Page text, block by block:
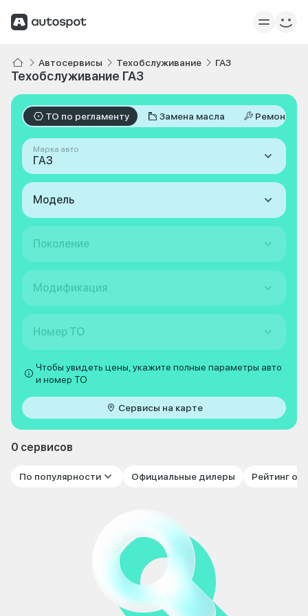
Автосервисы Техобслуживание ГАЗ
Техобслуживание ГАЗ
ТО по регламенту Замена масла Ремонт
Марка авто
ГАЗ
Модель
Поколение
Модификация
Номер ТО
Чтобы увидеть цены, укажите полные параметры авто
и номер ТО
Сервисы на карте
0 сервисов
По популярности Официальные дилеры Рейтинг